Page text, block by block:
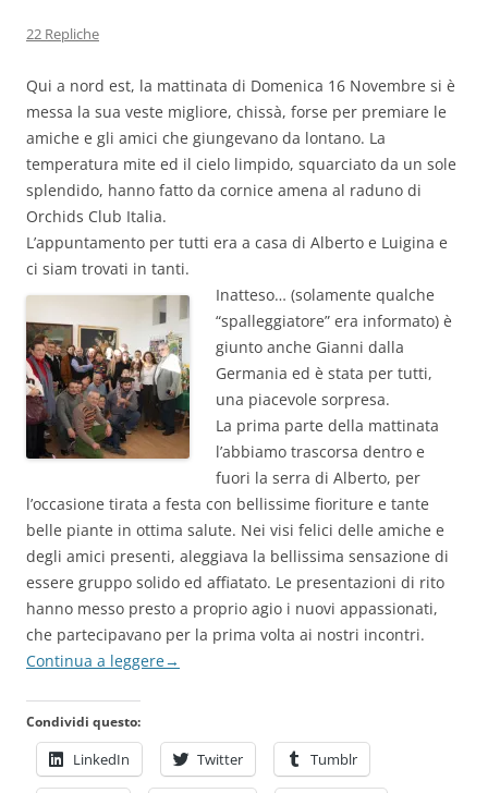
22 Repliche
Qui a nord est, la mattinata di Domenica 16 Novembre si è
messa la sua veste migliore, chissà, forse per premiare le
amiche e gli amici che giungevano da lontano. La
temperatura mite ed il cielo limpido, squarciato da un sole
splendido, hanno fatto da cornice amena al raduno di
Orchids Club Italia.
L’appuntamento per tutti era a casa di Alberto e Luigina e
ci siam trovati in tanti.
Inatteso… (solamente qualche
“spalleggiatore” era informato) è
giunto anche Gianni dalla
Germania ed è stata per tutti,
una piacevole sorpresa.
La prima parte della mattinata
l’abbiamo trascorsa dentro e
fuori la serra di Alberto, per
l’occasione tirata a festa con bellissime fioriture e tante
belle piante in ottima salute. Nei visi felici delle amiche e
degli amici presenti, aleggiava la bellissima sensazione di
essere gruppo solido ed affiatato. Le presentazioni di rito
hanno messo presto a proprio agio i nuovi appassionati,
che partecipavano per la prima volta ai nostri incontri.
Continua a leggere→
Condividi questo:
LinkedIn Twitter Tumblr